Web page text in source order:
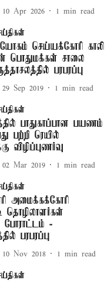
10 Apr 2026 1 min read
செய்யக்கோரி காலி
பொதுமக்கள் சாலை
பரபரப்பு
29 Sep 2019 1 min read
பாதுகாப்பான பயணம்
பற்றி ரெயில்
விழிப்புணர்வு
02 Mar 2019 1 min read
அமைக்கக்கோரி
தொழிலாளர்கள்
போராட்டம் -
பரபரப்பு
10 Nov 2018 1 min read